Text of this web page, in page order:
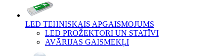
LED TEHNISKAIS APGAISMOJUMS
LED PROŽEKTORI UN STATĪVI
AVĀRIJAS GAISMEKĻI